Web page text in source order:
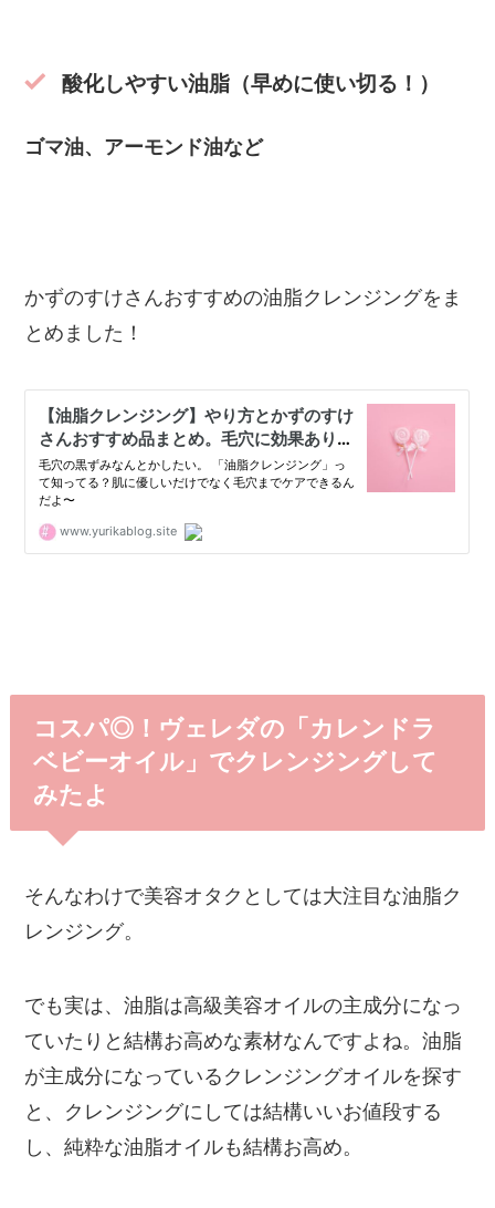
酸化しやすい油脂（早めに使い切る！）
ゴマ油、アーモンド油など
かずのすけさんおすすめの油脂クレンジングをま
とめました！
コスパ◎！ヴェレダの「カレンドラ
ベビーオイル」でクレンジングして
みたよ
そんなわけで美容オタクとしては大注目な油脂ク
レンジング。
でも実は、油脂は高級美容オイルの主成分になっ
ていたりと結構お高めな素材なんですよね。油脂
が主成分になっているクレンジングオイルを探す
と、クレンジングにしては結構いいお値段する
し、純粋な油脂オイルも結構お高め。